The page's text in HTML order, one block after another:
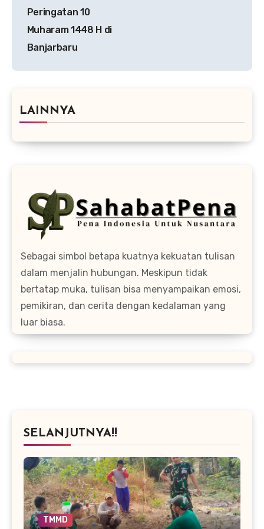
Peringatan 10
Muharam 1448 H di
Banjarbaru
LAINNYA
Sebagai simbol betapa kuatnya kekuatan tulisan
dalam menjalin hubungan. Meskipun tidak
bertatap muka, tulisan bisa menyampaikan emosi,
pemikiran, dan cerita dengan kedalaman yang
luar biasa.
SELANJUTNYA!!
TMMD